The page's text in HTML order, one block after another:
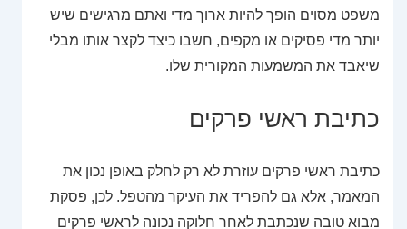
משפט מסוים הופך להיות ארוך מדי ואתם מרגישים שיש
יותר מדי פסיקים או מקפים, חשבו כיצד לקצר אותו מבלי
שיאבד את המשמעות המקורית שלו.
כתיבת ראשי פרקים
כתיבת ראשי פרקים עוזרת לא רק לחלק באופן נכון את
המאמר, אלא גם להפריד את העיקר מהטפל. לכן, פסקת
מבוא טובה שנכתבת לאחר חלוקה נכונה לראשי פרקים